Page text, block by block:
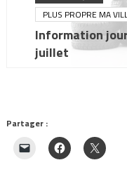
PLUS PROPRE MA
Information
juillet
Partager :